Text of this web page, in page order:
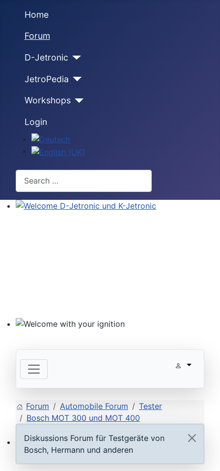
Home
Forum
D-Jetronic
JetroPedia
Workshops
Login
Select your language
Search
ECU D-Jetronic & KE-Jetronic: Test and tune
Forum Automobile Forum
Tester
Bosch MOT 300 und MOT 400
Diskussions Forum für Testgeräte von
Bosch, Hermann und anderen